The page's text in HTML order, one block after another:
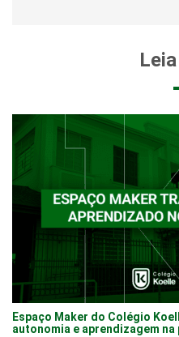
Espaço Maker do Colégio
autonomia e aprendizagem